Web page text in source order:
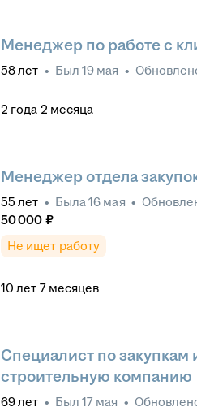
Менеджер по работе с
58лет • Был 19 мая •
2 года 2 месяца
Менеджер отдела
55 лет • Была16 мая •
50 000 ₽
Не ищет работу
10 лет 7 месяцев
Специалист по
строительную компанию
69лет • Был 17 мая •